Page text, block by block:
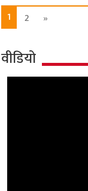
1 2 »
वीडियो